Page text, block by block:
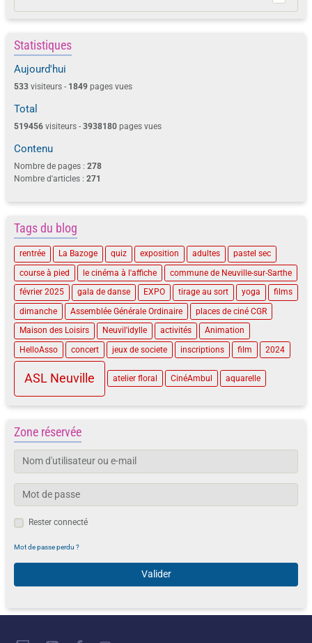
Statistiques
Aujourd'hui
533 visiteurs - 1849 pages vues
Total
519456 visiteurs - 3938180 pages vues
Contenu
Nombre de pages : 278
Nombre d'articles : 271
Tags du blog
rentrée La Bazoge quiz exposition adultes
pastel sec
course à pied
le cinéma à l'affiche
commune de Neuville-sur-Sarthe
février 2025
gala de danse EXPO tirage au sort yoga
films
dimanche
Assemblée Générale Ordinaire
places de ciné CGR
Maison des Loisirs
Neuvil'idylle activités
Animation
HelloAsso
concert jeux de societe inscriptions film 2024
ASL Neuville atelier floral CinéAmbul aquarelle
Zone réservée
Rester connecté
Mot de passe perdu ?
Valider